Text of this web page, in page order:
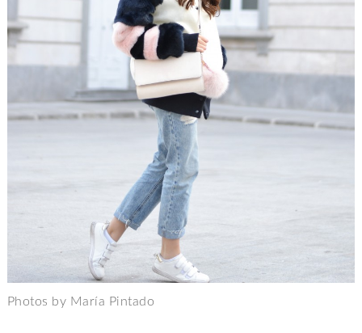
Photos by María Pintado